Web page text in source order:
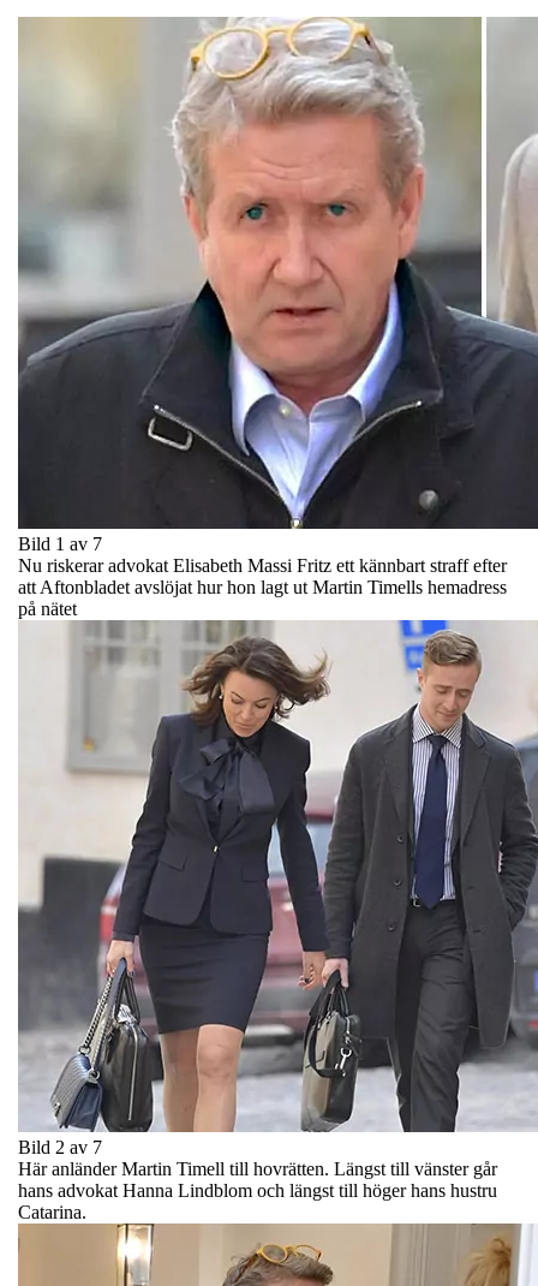
Bild 1 av 7
Nu riskerar advokat Elisabeth Massi Fritz ett kännbart straff efter
att Aftonbladet avslöjat hur hon lagt ut Martin Timells hemadress
på nätet
Bild 2 av 7
Här anländer Martin Timell till hovrätten. Längst till vänster går
hans advokat Hanna Lindblom och längst till höger hans hustru
Catarina.